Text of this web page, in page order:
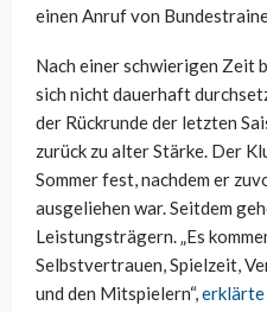
einen Anruf von
Nach einer schwierigen Zeit
sich nicht dauerhaft
der Rückrunde der letzten
zurück zu alter Stärke. Der
Sommer fest, nachdem er
ausgeliehen war. Seitdem
Leistungsträgern. „Es
Selbstvertrauen, Spielzeit,
und den Mitspielern“,erklärte